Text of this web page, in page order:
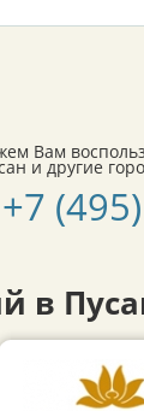
Вам
и другие
+7
в